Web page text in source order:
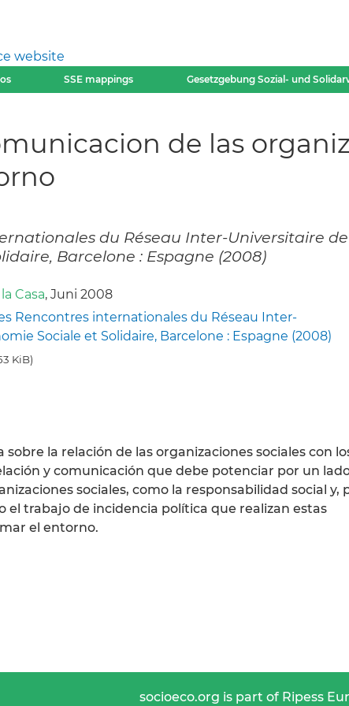
website
SSE mappings Gesetzgebung Sozial- und
de las
du Réseau Inter-Universitaire de
Barcelone : Espagne (2008)
Casa, Juni 2008
Rencontres internationales du Réseau Inter-
Sociale et Solidaire, Barcelone : Espagne (2008)
KiB)
la relación de las organizaciones sociales con
y comunicación que debe potenciar por un
sociales, como la responsabilidad social y,
el trabajo de incidencia política que realizan estas
el entorno.
socioeco.org is part of Ripess